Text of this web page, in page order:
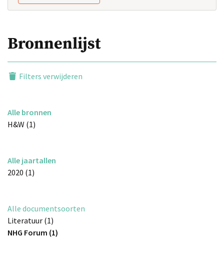
Bronnenlijst
Filters verwijderen
Alle bronnen
H&W (1)
Alle jaartallen
2020 (1)
Alle documentsoorten
Literatuur (1)
NHG Forum (1)